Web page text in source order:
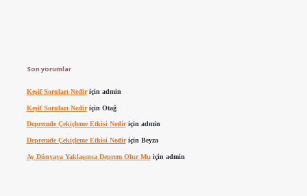
Son yorumlar
Keşif Soruları Nediriçin admin
Keşif Soruları Nediriçin Otağ
Depremde Çekiçleme Etkisi Nediriçin admin
Depremde Çekiçleme Etkisi Nediriçin Beyza
Ay Dünyaya Yaklaşınca Deprem Olur Mu için admin